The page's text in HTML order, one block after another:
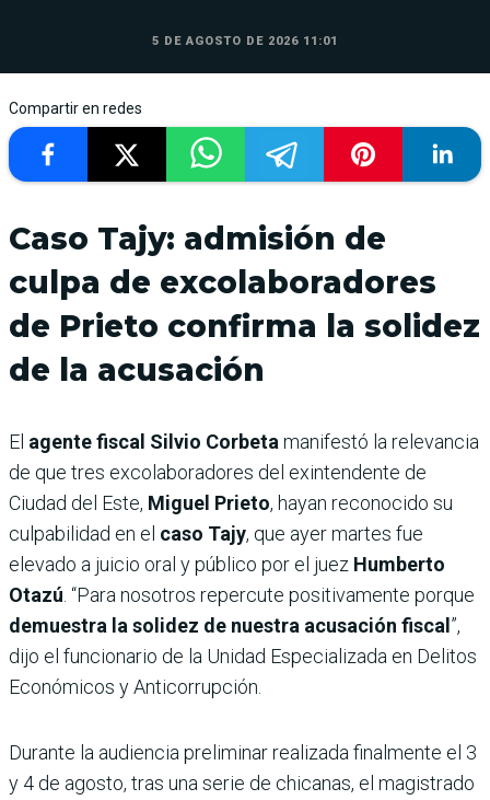
5 DE AGOSTO DE 2026 11:01
Compartir en redes
Caso Tajy: admisión de
culpa de excolaboradores
de Prieto confirma la solidez
de la acusación
El agente fiscal Silvio Corbeta manifestó la relevancia
de que tres excolaboradores del exintendente de
Ciudad del Este, Miguel Prieto, hayan reconocido su
culpabilidad en el caso Tajy, que ayer martes fue
elevado a juicio oral y público por el juez Humberto
Otazú . “Para nosotros repercute positivamente porque
demuestra la solidez de nuestra acusación fiscal”,
dijo el funcionario de la Unidad Especializada en Delitos
Económicos y Anticorrupción.
Durante la audiencia preliminar realizada finalmente el 3
y 4 de agosto, tras una serie de chicanas, el magistrado